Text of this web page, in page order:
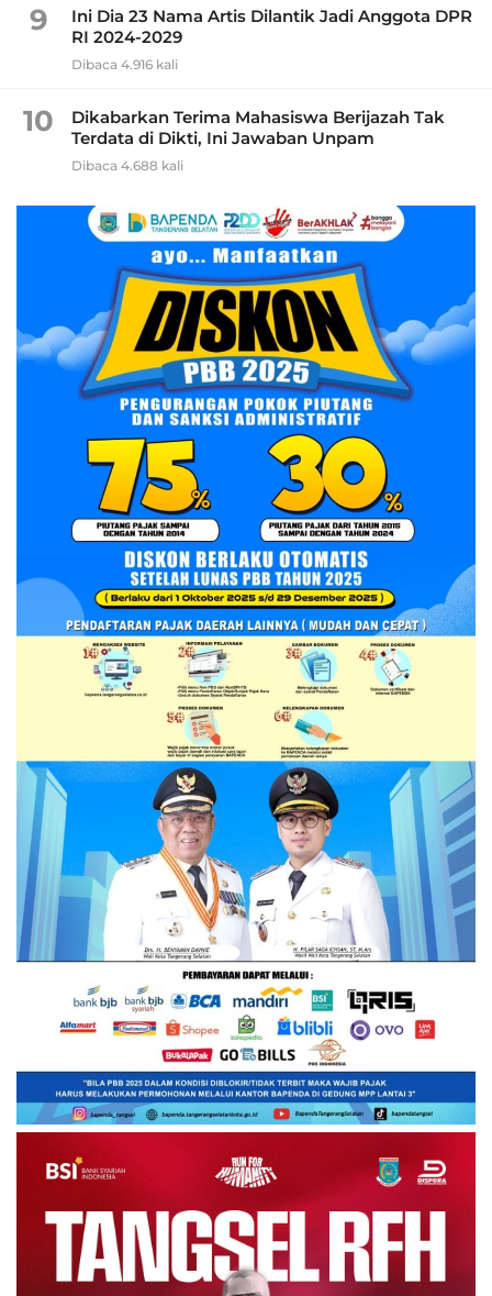
9
Ini Dia 23 Nama Artis Dilantik Jadi Anggota DPR
RI 2024-2029
Dibaca 4.916 kali
10
Dikabarkan Terima Mahasiswa Berijazah Tak
Terdata di Dikti, Ini Jawaban Unpam
Dibaca 4.688 kali